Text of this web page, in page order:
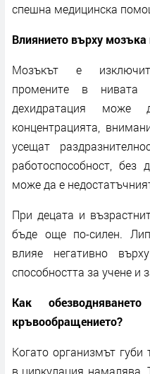
спешна медицинска
Влиянието върху мозъка
Мозъкът е
промените в нивата
дехидратация
концентрацията,
усещат
работоспособност, без
може да е
При децата и
бъде още по-силен.
влияе негативно
способността за учене и
Как
кръвообращението?
Когато организмът губи
в циркулация намалява.